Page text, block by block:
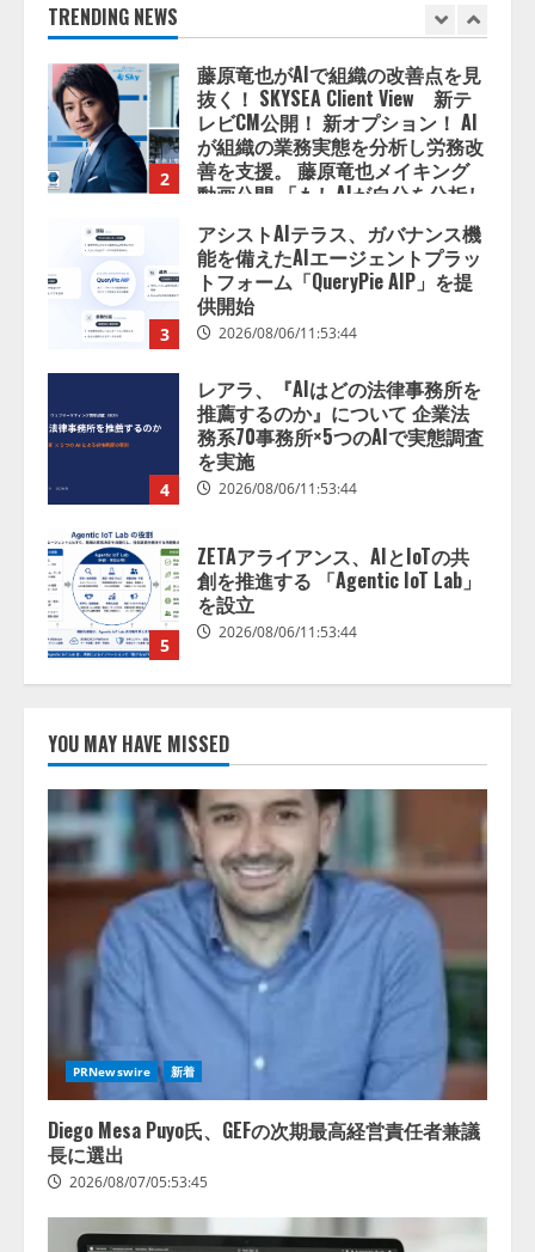
TRENDING NEWS
が組織の業務実態を分析し労務改
善を支援。 藤原竜也メイキング
動画公開 「もしAIが自分を分析し
たら、すぐ休めと言われる自信が
ある」「昨年の夏はカブトムシを
捕まえたり、虫と戦ったり…」
2026/08/06/14:54:31
アシストAIテラス、ガバナンス機
能を備えたAIエージェントプラッ
トフォーム「QueryPie AIP」を提
供開始
レアラ、『AIはどの法律事務所を
推薦するのか』について 企業法
務系70事務所×5つのAIで実態調査
を実施
ZETAアライアンス、AIとIoTの共
創を推進する 「Agentic IoT Lab」
を設立
AI駆動開発の推進に向けて
「TinhVan Technologies JSC.」と業
務提携
2
抜く！ SKYSEA Client View 新テ
レビCM公開！ 新オプション！ AI
が組織の業務実態を分析し労務改
善を支援。 藤原竜也メイキング
動画公開 「もしAIが自分を分析し
たら、すぐ休めと言われる自信が
ある」「昨年の夏はカブトムシを
捕まえたり、虫と戦ったり…」
2026/08/06/14:54:31
アシストAIテラス、ガバナンス機
能を備えたAIエージェントプラッ
トフォーム「QueryPie AIP」を提
供開始
2026/08/06/11:53:44
4
レアラ、『AIはどの法律事務所を
推薦するのか』について 企業法
務系70事務所×5つのAIで実態調査
を実施
2026/08/06/11:53:44
YOU MAY HAVE MISSED
PRNewswire 新着
Diego Mesa Puyo氏、GEFの次期最高経営責任者兼議
長に選出
2026/08/07/05:53:45